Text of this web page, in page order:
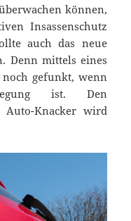
können,
Insassenschutz
auch das neue
Denn mittels eines
gefunkt, wenn
ist. Den
Auto-Knacker wird